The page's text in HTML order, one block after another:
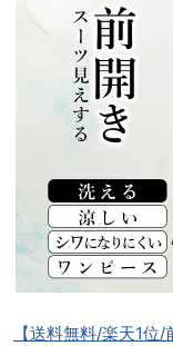
【送料無料/楽天1